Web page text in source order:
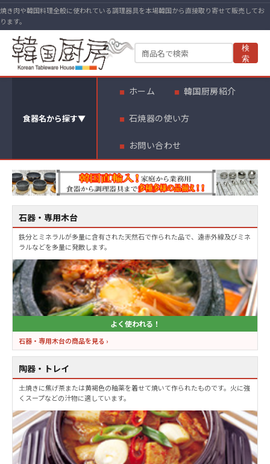
焼き肉や韓国料理全般に使われている調理器具を本場韓国から直接取り寄せて販売してお
ります。
検
索
食器名から探す▼
ホーム 韓国厨房紹介
石焼器の使い方
お問い合わせ
石器・専用木台
鉄分とミネラルが多量に含有された天然石で作られた品で、遠赤外線及びミネ
ラルなどを多量に発散します。
よく使われる！
石器・専用木台の商品を見る ›
陶器・トレイ
土焼きに焦げ茶または黄褐色の釉薬を着せて焼いて作られたものです。火に強
くスープなどの汁物に適しています。